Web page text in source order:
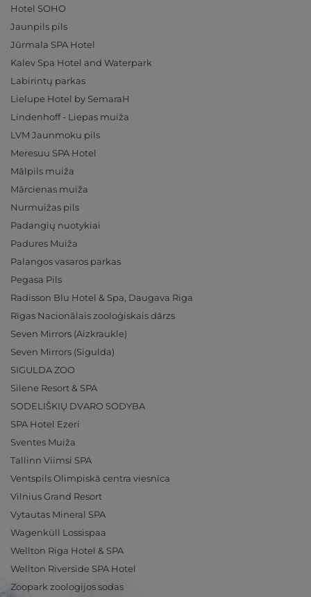
Hotel SOHO
Jaunpils pils
Jūrmala SPA Hotel
Kalev Spa Hotel and Waterpark
Labirintų parkas
Lielupe Hotel by SemaraH
Lindenhoff - Liepas muiža
LVM Jaunmoku pils
Meresuu SPA Hotel
Mālpils muiža
Mārcienas muiža
Nurmuižas pils
Padangių nuotykiai
Padures Muiža
Palangos vasaros parkas
Pegasa Pils
Radisson Blu Hotel & Spa, Daugava Riga
Rīgas Nacionālais zooloģiskais dārzs
Seven Mirrors (Aizkraukle)
Seven Mirrors (Sigulda)
SIGULDA ZOO
Silene Resort & SPA
SODELIŠKIŲ DVARO SODYBA
SPA Hotel Ezeri
Sventes Muiža
Tallinn Viimsi SPA
Ventspils Olimpiskā centra viesnīca
Vilnius Grand Resort
Vytautas Mineral SPA
Wagenküll Lossispaa
Wellton Riga Hotel & SPA
Wellton Riverside SPA Hotel
Zoopark zoologijos sodas